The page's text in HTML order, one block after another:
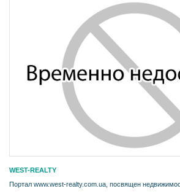
WEST-REALTY
Портал www.west-realty.com.ua, посвящен